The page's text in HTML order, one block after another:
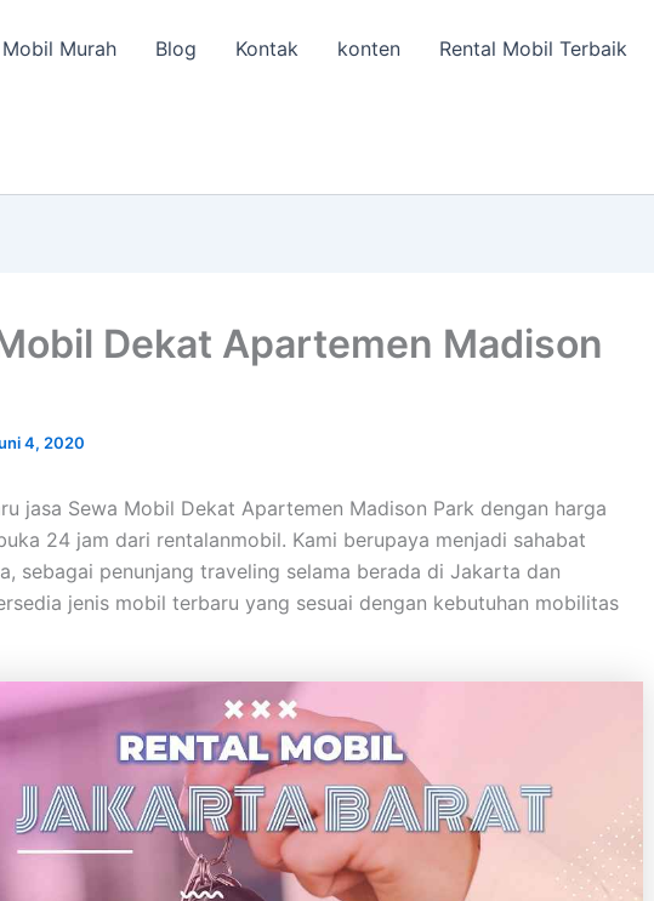
Murah Blog Kontak konten Rental Mobil Terbaik
Dekat Apartemen Madison
4, 2020
jasa Sewa Mobil Dekat Apartemen Madison Park dengan harga
24 jam dari rentalanmobil. Kami berupaya menjadi sahabat
sebagai penunjang traveling selama berada di Jakarta dan
jenis mobil terbaru yang sesuai dengan kebutuhan mobilitas